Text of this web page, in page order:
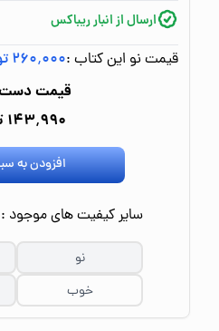
ارسال از انبار ریباکس
قیمت نو این کتاب :۲۶۰٬۰۰۰ تومان
قیمت
۱۴۳٬۹۹۰ تومان
افزودن به
سایر کیفیت های موجود :
نو
خوب